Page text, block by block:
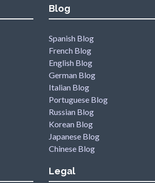
Blog
Spanish Blog
French Blog
English Blog
German Blog
Italian Blog
Portuguese Blog
Russian Blog
Korean Blog
Japanese Blog
Chinese Blog
Legal